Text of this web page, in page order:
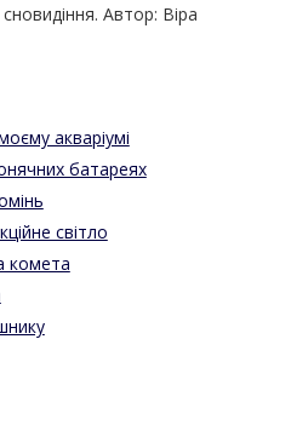
Автор: Віра
акваріумі
батареях
світло
комета